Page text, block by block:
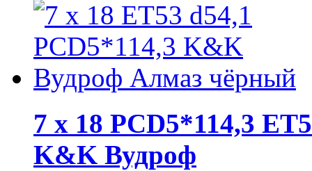
7 x 18 PCD5*114,3
K&K Вудроф